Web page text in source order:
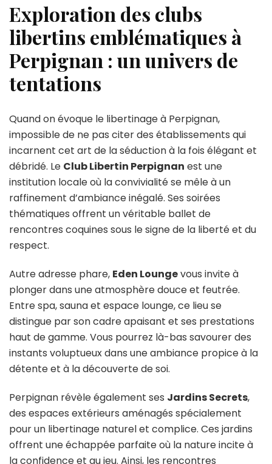
Exploration des clubs
libertins emblématiques à
Perpignan : un univers de
tentations
Quand on évoque le libertinage à Perpignan,
impossible de ne pas citer des établissements qui
incarnent cet art de la séduction à la fois élégant et
débridé. Le Club Libertin Perpignan est une
institution locale où la convivialité se mêle à un
raffinement d’ambiance inégalé. Ses soirées
thématiques offrent un véritable ballet de
rencontres coquines sous le signe de la liberté et du
respect.
Autre adresse phare, Eden Loungevous invite à
plonger dans une atmosphère douce et feutrée.
Entre spa, sauna et espace lounge, ce lieu se
distingue par son cadre apaisant et ses prestations
haut de gamme. Vous pourrez là-bas savourer des
instants voluptueux dans une ambiance propice à la
détente et à la découverte de soi.
Perpignan révèle également ses Jardins Secrets,
des espaces extérieurs aménagés spécialement
pour un libertinage naturel et complice. Ces jardins
offrent une échappée parfaite où la nature incite à
la confidence et au jeu. Ainsi, les rencontres